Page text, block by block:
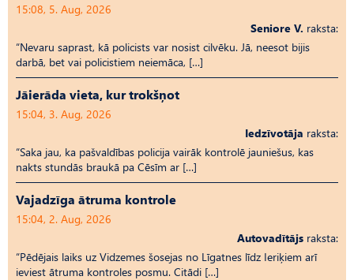
15:08, 5. Aug, 2026
Seniore V. raksta:
“Nevaru saprast, kā policists var nosist cilvēku. Jā, neesot bijis
darbā, bet vai policistiem neiemāca, […]
Jāierāda vieta, kur trokšņot
15:04, 3. Aug, 2026
Iedzīvotāja raksta:
“Saka jau, ka pašvaldības policija vairāk kontrolē jauniešus, kas
nakts stundās braukā pa Cēsīm ar […]
Vajadzīga ātruma kontrole
15:04, 2. Aug, 2026
Autovadītājs raksta:
“Pēdējais laiks uz Vid­ze­mes šosejas no Līgatnes līdz Ieriķiem arī
ieviest ātruma kontroles posmu. Citādi […]